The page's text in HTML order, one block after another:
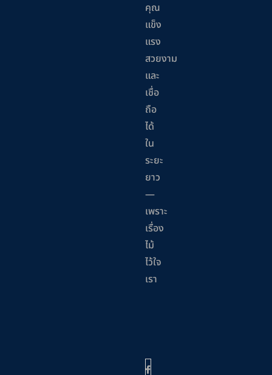
คุณ
แข็ง
แรง
สวยงาม
และ
เชื่อ
ถือ
ได้
ใน
ระยะ
ยาว
—
เพราะ
เรื่อง
ไม้
ไว้ใจ
เรา